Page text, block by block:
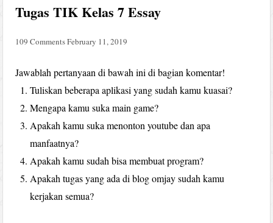
Tugas TIK Kelas 7 Essay
109 CommentsFebruary 11, 2019
Jawablah pertanyaan di bawah ini di bagian komentar!
Tuliskan beberapa aplikasi yang sudah kamu kuasai?
Mengapa kamu suka main game?
Apakah kamu suka menonton youtube dan apa
manfaatnya?
Apakah kamu sudah bisa membuat program?
Apakah tugas yang ada di blog omjay sudah kamu
kerjakan semua?